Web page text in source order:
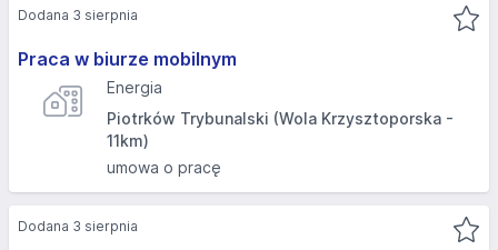
Praca w biurze mobilnym
Energia
Piotrków Trybunalski (Wola Krzysztoporska -
11km)
umowa o pracę
Dodana 3 sierpnia
Dodana 3 sierpnia